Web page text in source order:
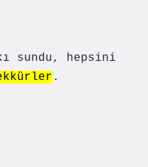
sundu, hepsini
.